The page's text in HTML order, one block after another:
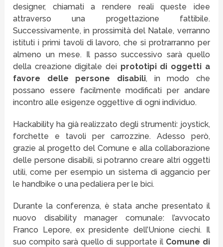
designer, chiamati a rendere reali queste idee
attraverso una progettazione fattibile.
Successivamente, in prossimità del Natale, verranno
istituti i primi tavoli di lavoro, che si protrarranno per
almeno un mese. Il passo successivo sarà quello
della creazione digitale dei prototipi di oggetti a
favore delle persone disabili, in modo che
possano essere facilmente modificati per andare
incontro alle esigenze oggettive di ogni individuo.
Hackability ha già realizzato degli strumenti: joystick,
forchette e tavoli per carrozzine. Adesso però,
grazie al progetto del Comune e alla collaborazione
delle persone disabili, si potranno creare altri oggetti
utili, come per esempio un sistema di aggancio per
le handbike o una pedaliera per le bici.
Durante la conferenza, è stata anche presentato il
nuovo disability manager comunale: l’avvocato
Franco Lepore, ex presidente dell’Unione ciechi. Il
suo compito sarà quello di supportate il Comune di